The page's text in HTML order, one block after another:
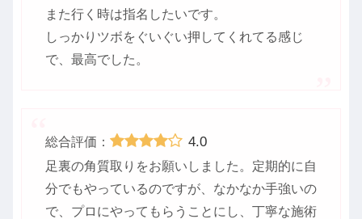
また行く時は指名したいです。
しっかりツボをぐいぐい押してくれてる感じ
で、最高でした。
総合評価： 4.0
足裏の角質取りをお願いしました。定期的に自
分でもやっているのですが、なかなか手強いの
で、プロにやってもらうことにし、丁寧な施術